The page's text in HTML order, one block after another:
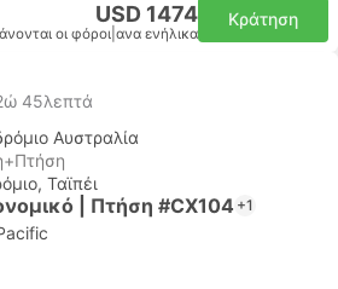
USD 1474
οι φόροι ανα ενήλικα
Κράτηση
45λεπτά
Αυστραλία
Ταϊπέι
| Πτήση #CX104 +1